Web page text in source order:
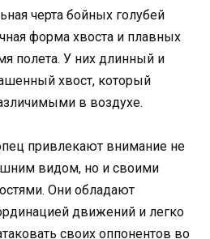
черта бойных голубей
форма хвоста и плавных
полета. У них длинный и
хвост, который
в воздухе.
привлекают внимание не
видом, но и своими
Они обладают
движений и легко
своих оппонентов во